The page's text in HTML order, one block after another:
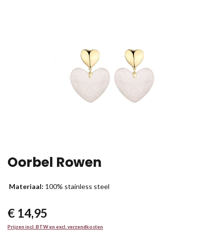
Oorbel Rowen
Materiaal: 100% stainless steel
€ 14,95
Prijzen incl. BTW en excl. verzendkosten